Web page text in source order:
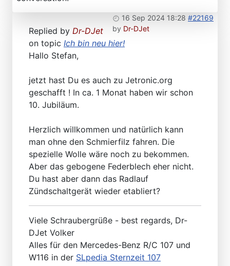
16 Sep 2024 18:28 #22169
by Dr-DJet
Replied by Dr-DJet
on topic Ich bin neu hier!
Hallo Stefan,
jetzt hast Du es auch zu Jetronic.org
geschafft ! In ca. 1 Monat haben wir schon
10. Jubiläum.
Herzlich willkommen und natürlich kann
man ohne den Schmierfilz fahren. Die
spezielle Wolle wäre noch zu bekommen.
Aber das gebogene Federblech eher nicht.
Du hast aber dann das Radlauf
Zündschaltgerät wieder etabliert?
Viele Schraubergrüße - best regards, Dr-
DJet Volker
Alles für den Mercedes-Benz R/C 107 und
W116 in der SLpedia Sternzeit 107